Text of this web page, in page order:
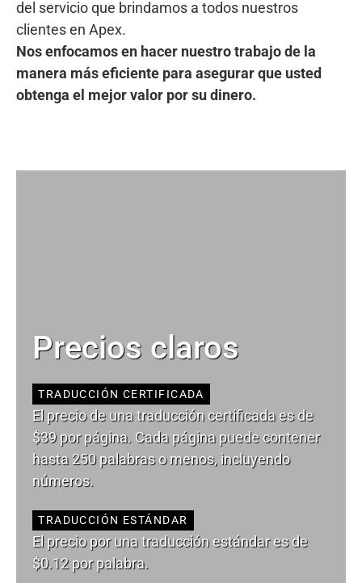
del servicio que brindamos a todos nuestros
clientes en Apex.
Nos enfocamos en hacer nuestro trabajo de la
manera más eficiente para asegurar que usted
obtenga el mejor valor por su dinero.
Precios claros
TRADUCCIÓN CERTIFICADA
El precio de una traducción certificada es de
$39 por página. Cada página puede contener
hasta 250 palabras o menos, incluyendo
números.
TRADUCCIÓN ESTÁNDAR
El precio por una traducción estándar es de
$0.12 por palabra.